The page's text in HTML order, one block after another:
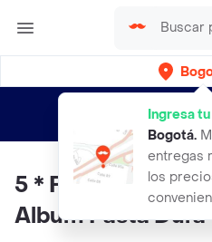
Ingresa
Bogotá.
entregas
los
envíos gratis por
5 * Forros Relieve
Album Pasta